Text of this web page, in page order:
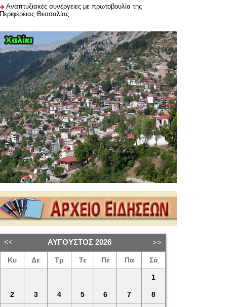
Αναπτυξιακές συνέργειες με πρωτοβουλία της
Περιφέρειας Θεσσαλίας
ΑΎΓΟΥΣΤΟΣ 2026
Κυ Δε Τρ Τε Πέ Πα Σά
1
2 3 4 5 6 7 8